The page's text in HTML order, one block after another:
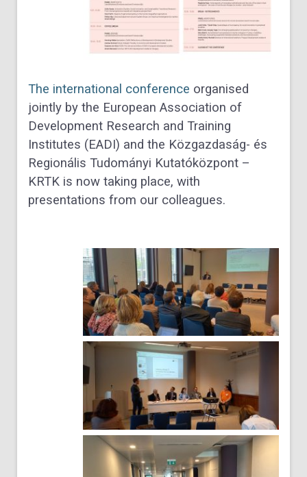
The international conference organised
jointly by the European Association of
Development Research and Training
Institutes (EADI) and the Közgazdaság- és
Regionális Tudományi Kutatóközpont –
KRTK is now taking place, with
presentations from our colleagues.